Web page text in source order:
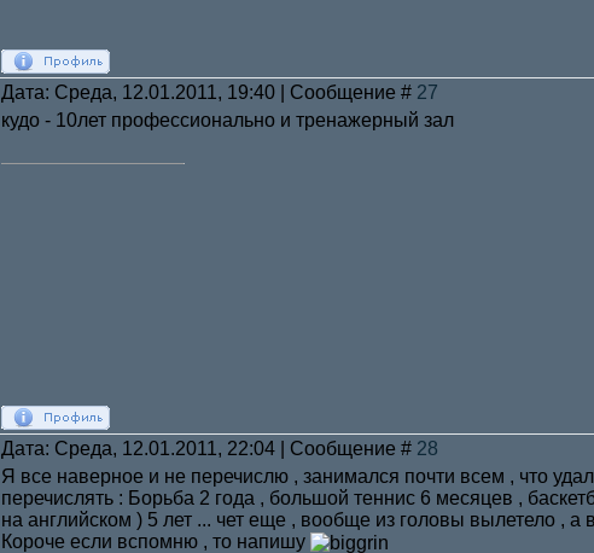
Дата: Среда, 12.01.2011, 19:40 | Сообщение # 27
кудо - 10лет профессионально и тренажерный зал
Дата: Среда, 12.01.2011, 22:04 | Сообщение # 28
Я все наверное и не перечислю , занимался почти всем , что
перечислять : Борьба 2 года , большой теннис 6 месяцев ,
на английском ) 5 лет ... чет еще , вообще из головы вылетело ,
Короче если вспомню , то напишу